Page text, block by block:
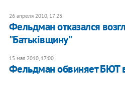
26 апреля 2010, 17:23
Фельдман отказался
"Батьківщину"
15 мая 2010, 17:00
Фельдман обвиняет БЮТ